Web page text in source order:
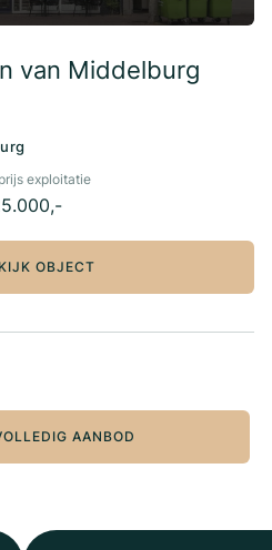
van Middelburg
exploitatie
OBJECT
AANBOD